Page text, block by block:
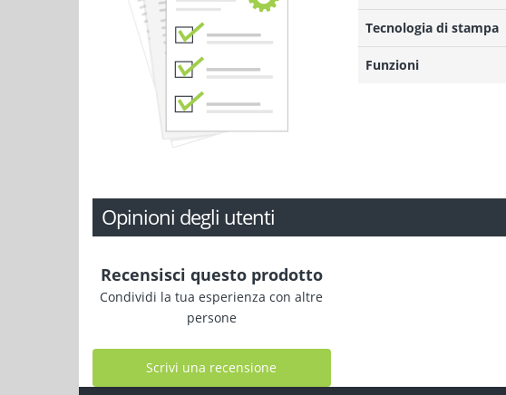
Tecnologia di stampa
Funzioni
Opinioni degli utenti
Recensisci questo prodotto
Condividi la tua esperienza con altre
persone
Scrivi una recensione